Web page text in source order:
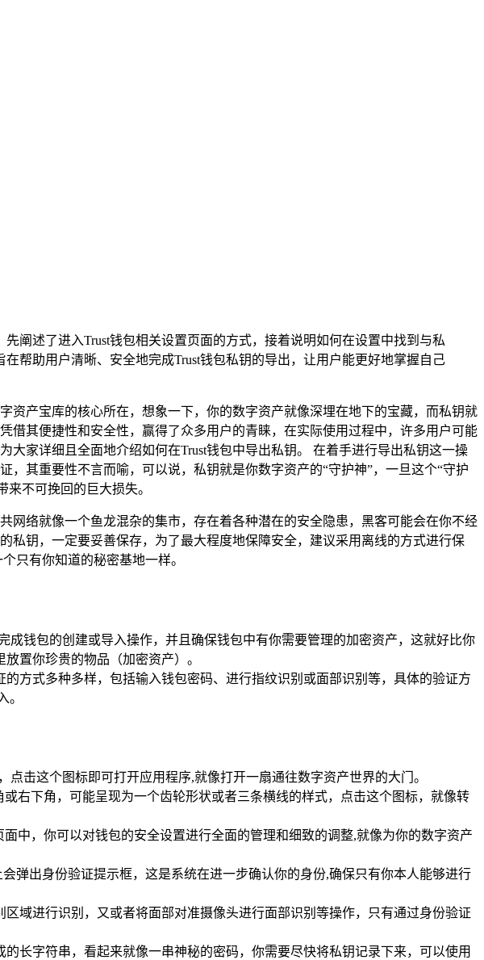
阐述了进入Trust钱包相关设置页面的方式，接着说明如何在设置中找到与私
帮助用户清晰、安全地完成Trust钱包私钥的导出，让用户能更好地掌握自己
产宝库的核心所在，想象一下，你的数字资产就像深埋在地下的宝藏，而私钥就
借其便捷性和安全性，赢得了众多用户的青睐，在实际使用过程中，许多用户可能
家详细且全面地介绍如何在Trust钱包中导出私钥。 在着手进行导出私钥这一操
其重要性不言而喻，可以说，私钥就是你数字资产的“守护神”，一旦这个“守护
不可挽回的巨大损失。
络就像一个鱼龙混杂的集市，存在着各种潜在的安全隐患，黑客可能会在你不经
私钥，一定要妥善保存，为了最大程度地保障安全，建议采用离线的方式进行保
只有你知道的秘密基地一样。
成钱包的创建或导入操作，并且确保钱包中有你需要管理的加密资产，这就好比你
置你珍贵的物品（加密资产）。
方式多种多样，包括输入钱包密码、进行指纹识别或面部识别等，具体的验证方
。
击这个图标即可打开应用程序,就像打开一扇通往数字资产世界的大门。
右下角，可能呈现为一个齿轮形状或者三条横线的样式，点击这个图标，就像转
中，你可以对钱包的安全设置进行全面的管理和细致的调整,就像为你的数字资产
弹出身份验证提示框，这是系统在进一步确认你的身份,确保只有你本人能够进行
域进行识别，又或者将面部对准摄像头进行面部识别等操作，只有通过身份验证
长字符串，看起来就像一串神秘的密码，你需要尽快将私钥记录下来，可以使用